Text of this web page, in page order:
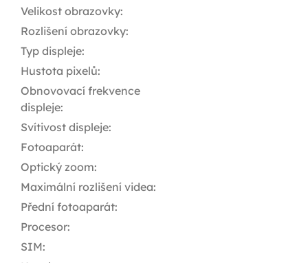
Velikost obrazovky:
Rozlišení obrazovky:
Typ displeje:
Hustota pixelů:
Obnovovací frekvence
displeje:
Svítivost displeje:
Fotoaparát:
Optický zoom:
Maximální rozlišení videa:
Přední fotoaparát:
Procesor:
SIM: